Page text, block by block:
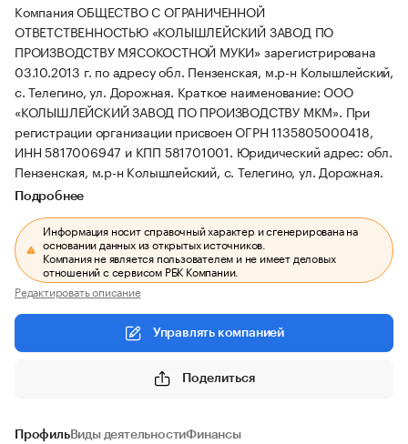
Компания ОБЩЕСТВО С ОГРАНИЧЕННОЙ
ОТВЕТСТВЕННОСТЬЮ «КОЛЫШЛЕЙСКИЙ ЗАВОД ПО
ПРОИЗВОДСТВУ МЯСОКОСТНОЙ МУКИ» зарегистрирована
03.10.2013 г. по адресу обл. Пензенская, м.р-н Колышлейский,
с. Телегино, ул. Дорожная. Краткое наименование: ООО
«КОЛЫШЛЕЙСКИЙ ЗАВОД ПО ПРОИЗВОДСТВУ МКМ». При
регистрации организации присвоен ОГРН 1135805000418,
ИНН 5817006947 и КПП 581701001. Юридический адрес: обл.
Пензенская, м.р-н Колышлейский, с. Телегино, ул. Дорожная.
Подробнее
Информация носит справочный характер и сгенерирована на
основании данных из открытых источников.
Компания не является пользователем и не имеет деловых
отношений с сервисом РБК Компании.
Редактировать описание
Управлять компанией
Поделиться
ПрофильВиды деятельностиФинансы